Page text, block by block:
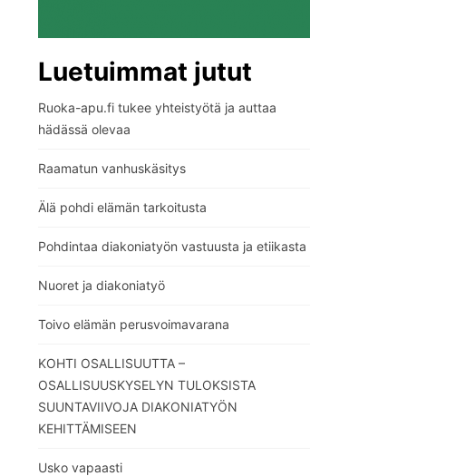
Luetuimmat jutut
Ruoka-apu.fi tukee yhteistyötä ja auttaa
hädässä olevaa
Raamatun vanhuskäsitys
Älä pohdi elämän tarkoitusta
Pohdintaa diakoniatyön vastuusta ja etiikasta
Nuoret ja diakoniatyö
Toivo elämän perusvoimavarana
KOHTI OSALLISUUTTA –
OSALLISUUSKYSELYN TULOKSISTA
SUUNTAVIIVOJA DIAKONIATYÖN
KEHITTÄMISEEN
Usko vapaasti